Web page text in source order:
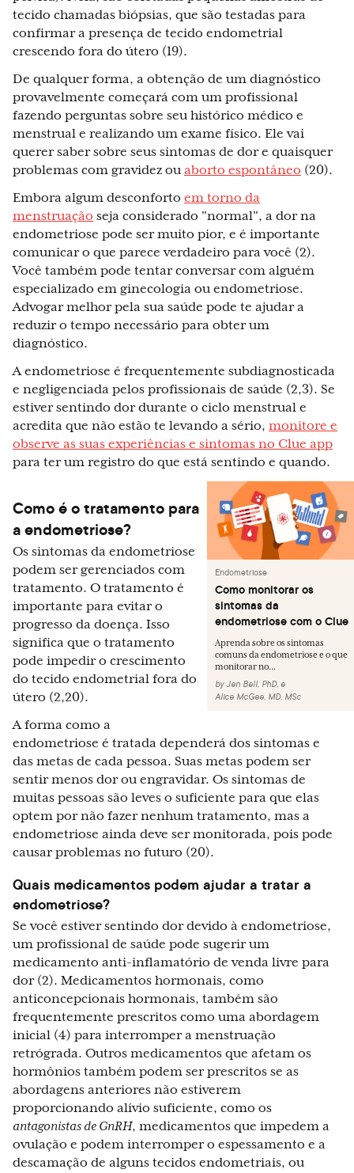
tecido chamadas biópsias, que são testadas para
confirmar a presença de tecido endometrial
crescendo fora do útero (19).
De qualquer forma, a obtenção de um diagnóstico
provavelmente começará com um profissional
fazendo perguntas sobre seu histórico médico e
menstrual e realizando um exame físico. Ele vai
querer saber sobre seus sintomas de dor e quaisquer
problemas com gravidez ou aborto espontâneo (20).
Embora algum desconforto em torno da
menstruação seja considerado "normal", a dor na
endometriose pode ser muito pior, e é importante
comunicar o que parece verdadeiro para você (2).
Você também pode tentar conversar com alguém
especializado em ginecologia ou endometriose.
Advogar melhor pela sua saúde pode te ajudar a
reduzir o tempo necessário para obter um
diagnóstico.
A endometriose é frequentemente subdiagnosticada
e negligenciada pelos profissionais de saúde (2,3). Se
estiver sentindo dor durante o ciclo menstrual e
acredita que não estão te levando a sério, monitore e
observe as suas experiências e sintomas no Clue app
para ter um registro do que está sentindo e quando.
Endometriose
Como monitorar os
sintomas da
endometriose com o Clue
Aprenda sobre os sintomas
comuns da endometriose e o que
monitorar no...
byJen Bell, PhD, e
Alice McGee, MD, MSc
Como é o tratamento para
a endometriose?
Os sintomas da endometriose
podem ser gerenciados com
tratamento. O tratamento é
importante para evitar o
progresso da doença. Isso
significa que o tratamento
pode impedir o crescimento
do tecido endometrial fora do
útero (2,20).
A forma como a
endometriose é tratada dependerá dos sintomas e
das metas de cada pessoa. Suas metas podem ser
sentir menos dor ou engravidar. Os sintomas de
muitas pessoas são leves o suficiente para que elas
optem por não fazer nenhum tratamento, mas a
endometriose ainda deve ser monitorada, pois pode
causar problemas no futuro (20).
Quais medicamentos podem ajudar a tratar a
endometriose?
Se você estiver sentindo dor devido à endometriose,
um profissional de saúde pode sugerir um
medicamento anti-inflamatório de venda livre para
dor (2). Medicamentos hormonais, como
anticoncepcionais hormonais, também são
frequentemente prescritos como uma abordagem
inicial (4) para interromper a menstruação
retrógrada. Outros medicamentos que afetam os
hormônios também podem ser prescritos se as
abordagens anteriores não estiverem
proporcionando alívio suficiente, como os
antagonistas de GnRH, medicamentos que impedem a
ovulação e podem interromper o espessamento e a
descamação de alguns tecidos endometriais, ou